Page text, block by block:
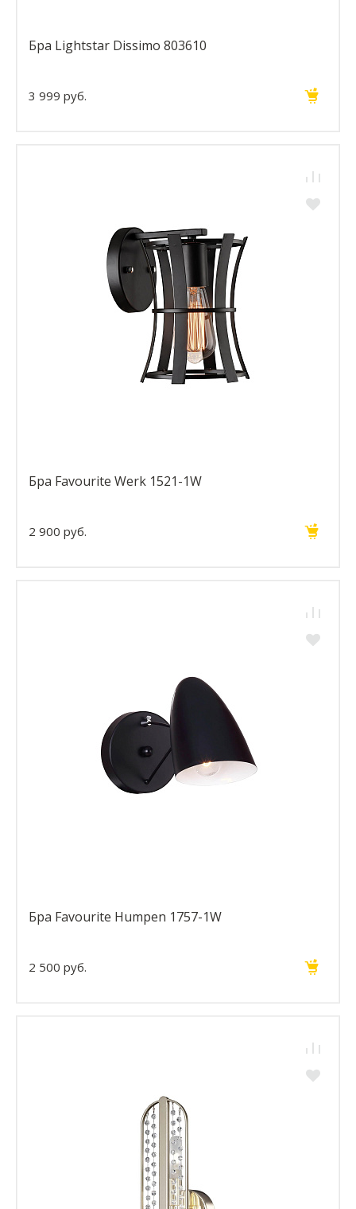
Бра Lightstar Dissimo 803610
3 999 руб.
Бра Favourite Werk 1521-1W
2 900 руб.
Бра Favourite Humpen 1757-1W
2 500 руб.